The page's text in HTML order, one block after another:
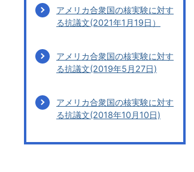
アメリカ合衆国の核実験に対す
る抗議文(2021年1月19日）
アメリカ合衆国の核実験に対す
る抗議文(2019年5月27日)
アメリカ合衆国の核実験に対す
る抗議文(2018年10月10日)